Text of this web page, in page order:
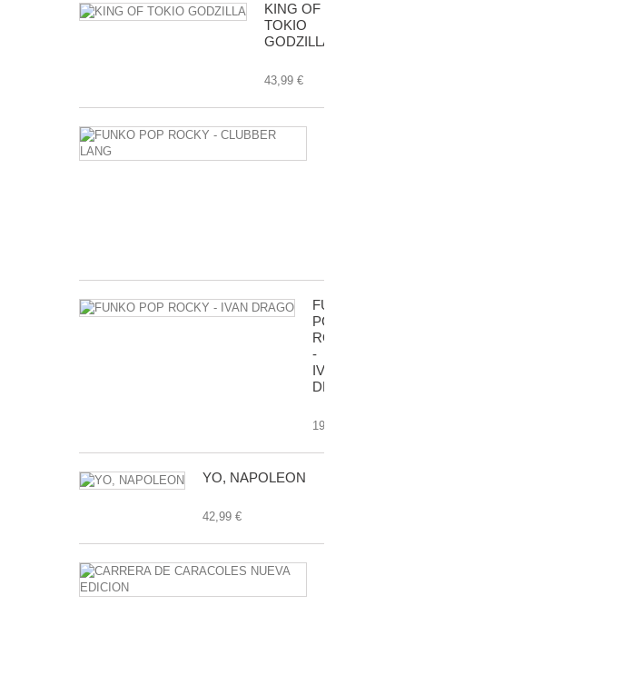
KING OF
TOKIO
GODZILLA
43,99 €
FUNKO
POP
ROCKY
-
IVAN
DRAGO
19,99 €
YO, NAPOLEON
42,99 €